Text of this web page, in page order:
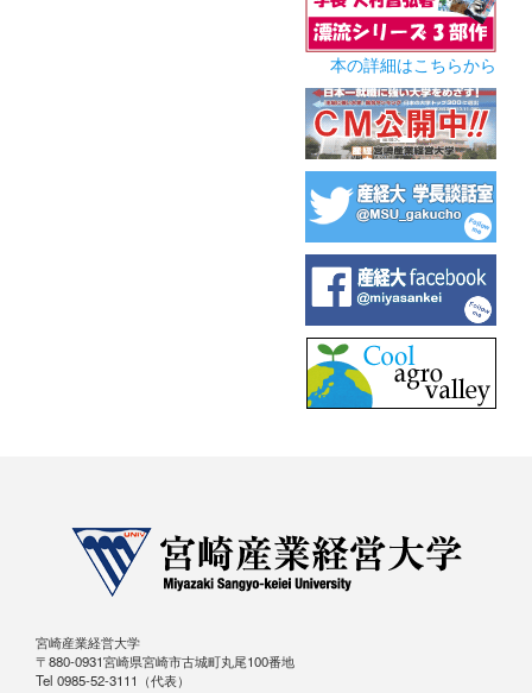
本の詳細はこちらから
宮崎産業経営大学
〒880-0931宮崎県宮崎市古城町丸尾100番地
Tel 0985-52-3111（代表）